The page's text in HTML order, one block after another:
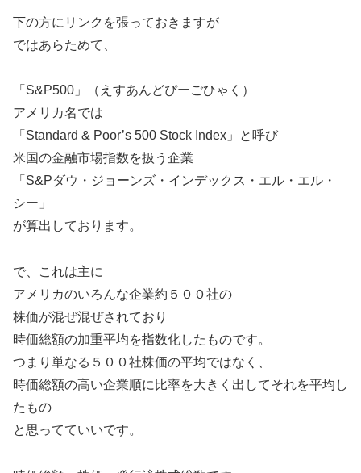
下の方にリンクを張っておきますが
ではあらためて、
「S&P500」（えすあんどぴーごひゃく）
アメリカ名では
「Standard & Poor’s 500 Stock Index」と呼び
米国の金融市場指数を扱う企業
「S&Pダウ・ジョーンズ・インデックス・エル・エル・
シー」
が算出しております。
で、これは主に
アメリカのいろんな企業約５００社の
株価が混ぜ混ぜされており
時価総額の加重平均を指数化したものです。
つまり単なる５００社株価の平均ではなく、
時価総額の高い企業順に比率を大きく出してそれを平均し
たもの
と思ってていいです。